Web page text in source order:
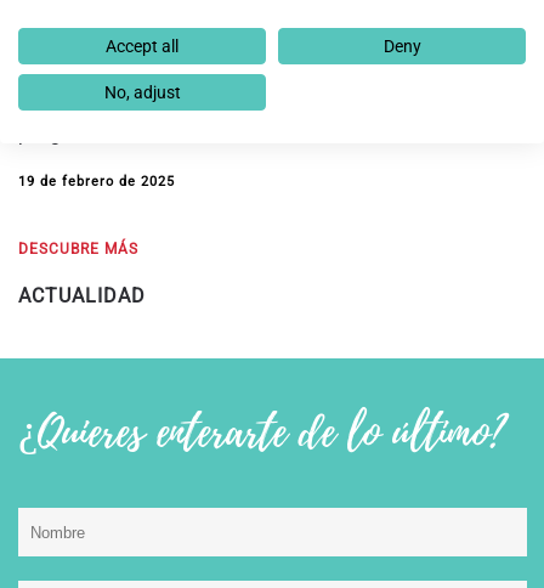
Fundación Endesa y Fundación Integra prevén
mejorar la empleabilidad de 60 personas en
exclusión social en Aragón con la nueva edición del
19 de febrero de 2025
DESCUBRE MÁS
ACTUALIDAD
¿Quieres enterarte de lo último?
Accept all Deny
No, adjust